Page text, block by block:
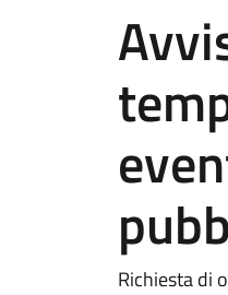
Richiesta di